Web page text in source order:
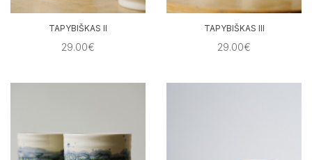
TAPYBIŠKAS II
29.00€
TAPYBIŠKAS III
29.00€